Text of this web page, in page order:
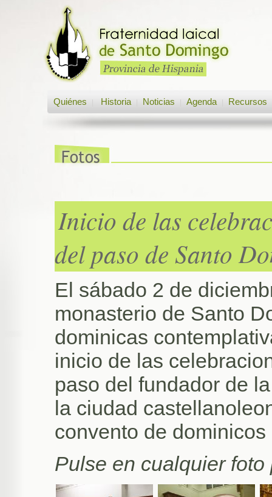
Quiénes Historia Noticias Agenda Recursos
Inicio de las
del paso de Santo
El sábado 2 de
monasterio de Santo
dominicas
inicio de las
paso del fundador de
la ciudad
convento de
Pulse en cualquier